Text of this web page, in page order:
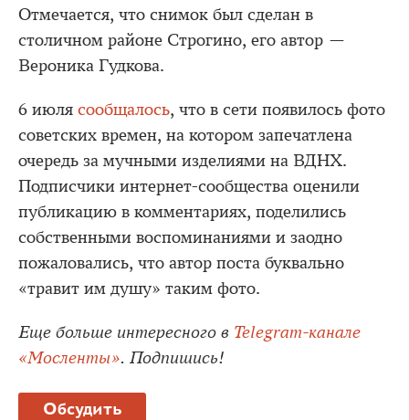
Отмечается, что снимок был сделан в
столичном районе Строгино, его автор —
Вероника Гудкова.
6 июля сообщалось, что в сети появилось фото
советских времен, на котором запечатлена
очередь за мучными изделиями на ВДНХ.
Подписчики интернет-сообщества оценили
публикацию в комментариях, поделились
собственными воспоминаниями и заодно
пожаловались, что автор поста буквально
«травит им душу» таким фото.
Еще больше интересного в Telegram-канале
«Мосленты». Подпишись!
Обсудить